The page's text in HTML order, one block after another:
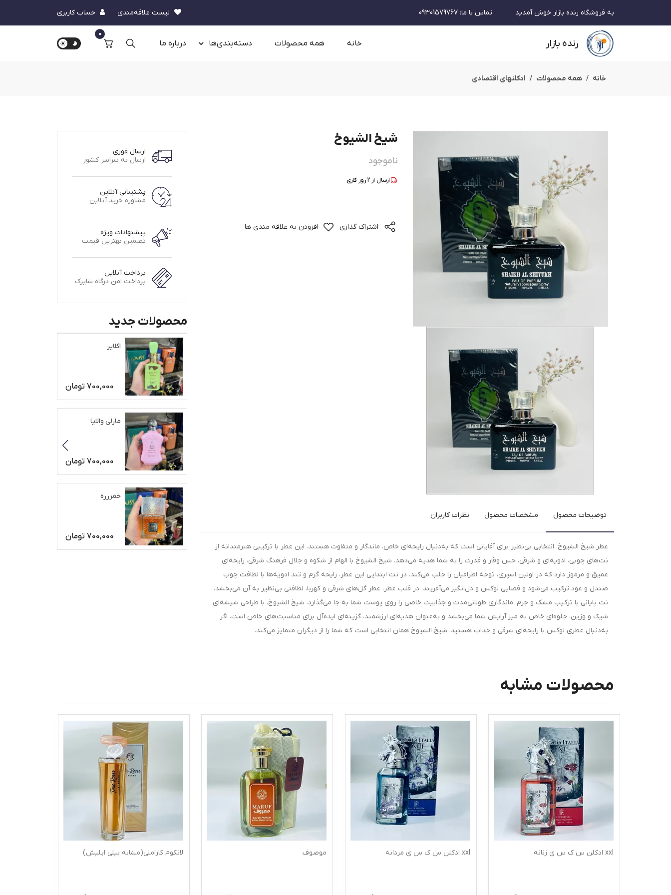
به فروشگاه رنده بازار خوش آمدید تماس با ما:
09301579767 لیست علاقه‌مندی حساب کاربری
رنده بازار خانه همه محصولات دسته‌بندی‌ها درباره‌ ما
0
خانه همه محصولات ادکلنهای اقتصادی
شیخ الشیوخ
ناموجود
ارسال از 2روز کاری
اشتراک گذاری افزودن به علاقه مندی ها
توضیحات محصول مشخصات محصول نظرات کاربران
عطر شیخ الشیوخ، انتخابی بی‌نظیر برای آقایانی است که به‌دنبال رایحه‌ای خاص، ماندگار و متفاوت هستند. این عطر با ترکیبی هنرمندانه از
نت‌های چوبی، ادویه‌ای و شرقی، حس وقار و قدرت را به شما هدیه می‌دهد. شیخ الشیوخ با الهام از شکوه و جلال فرهنگ شرقی، رایحه‌ای
عمیق و مرموز دارد که در اولین اسپری، توجه اطرافیان را جلب می‌کند. در نت ابتدایی این عطر، رایحه گرم و تند ادویه‌ها با لطافت چوب
صندل و عود ترکیب می‌شود و فضایی لوکس و دل‌انگیز می‌آفریند. در قلب عطر، عطر گل‌های شرقی و کهربا، لطافتی بی‌نظیر به آن می‌بخشد.
نت پایانی با ترکیب مشک و چرم، ماندگاری طولانی‌مدت و جذابیت خاصی را روی پوست شما به جا می‌گذارد. شیخ الشیوخ، با طراحی شیشه‌ای
شیک و وزین، جلوه‌ای خاص به میز آرایش شما می‌بخشد و به‌عنوان هدیه‌ای ارزشمند، گزینه‌ای ایده‌آل برای مناسبت‌های خاص است. اگر
به‌دنبال عطری لوکس با رایحه‌ای شرقی و جذاب هستید، شیخ الشیوخ همان انتخابی است که شما را از دیگران متمایز می‌کند.
ارسال فوری
ارسال به سراسر کشور
پشتیبانی آنلاین
مشاوره خرید آنلاین
پیشنهادات ویژه
تضمین بهترین قیمت
پرداخت آنلاین
پرداخت امن درگاه شاپرک
محصولات جدید
اکلایر
700,000 تومان
مارلی والایا
700,000 تومان
خمررره
700,000 تومان
محصولات مشابه
xxl ادکلن س ک س ی زنانه xxl ادکلن س ک س ی مردانه موصوف لانکوم کاراملی(مشابه بیلی ایلیش)